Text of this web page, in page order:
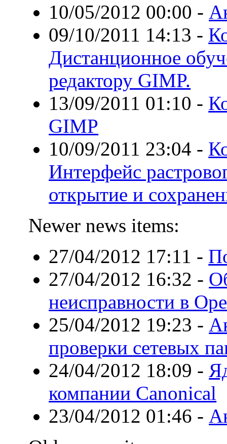
10/05/2012 00:00 -
09/10/2011 14:13 -
Дистанционное
редактору GIMP.
13/09/2011 01:10 -
GIMP
10/09/2011 23:04 -
Интерфейс
открытие и
Newer news items:
27/04/2012 17:11 -
27/04/2012 16:32 -
неисправности в
25/04/2012 19:23 -
проверки сетевых
24/04/2012 18:09 -
компании Canonical
23/04/2012 01:46 -